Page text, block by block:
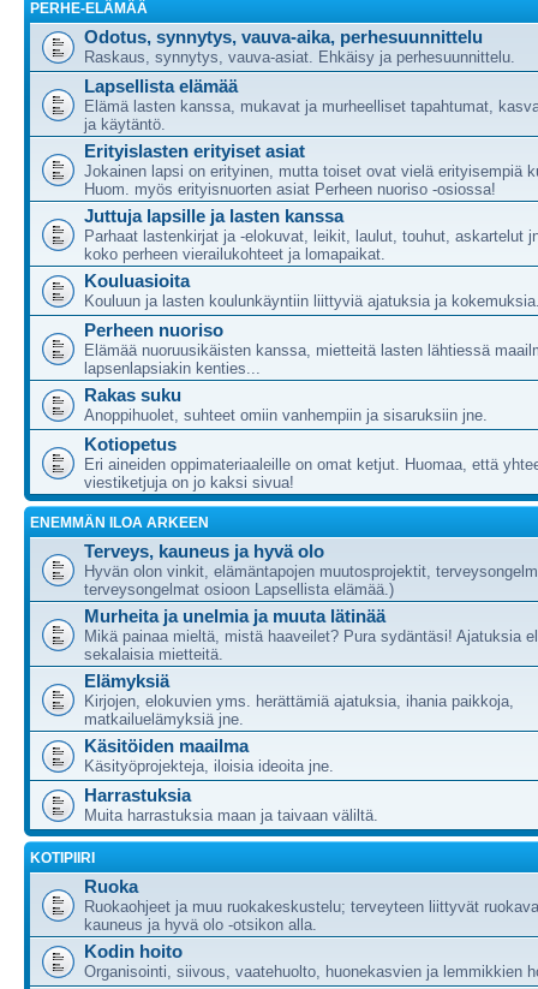
PERHE-ELÄMÄÄ
Odotus, synnytys, vauva-aika, perhesuunnittelu
Raskaus, synnytys, vauva-asiat. Ehkäisy ja perhesuunnittelu.
Lapsellista elämää
Elämä lasten kanssa, mukavat ja murheelliset tapahtumat,
ja käytäntö.
Erityislasten erityiset asiat
Jokainen lapsi on erityinen, mutta toiset ovat vielä erityisempiä
Huom. myös erityisnuorten asiat Perheen nuoriso -osiossa!
Juttuja lapsille ja lasten kanssa
Parhaat lastenkirjat ja -elokuvat, leikit, laulut, touhut, askartelut
koko perheen vierailukohteet ja lomapaikat.
Kouluasioita
Kouluun ja lasten koulunkäyntiin liittyviä ajatuksia ja
Perheen nuoriso
Elämää nuoruusikäisten kanssa, mietteitä lasten lähtiessä
lapsenlapsiakin kenties...
Rakas suku
Anoppihuolet, suhteet omiin vanhempiin ja sisaruksiin jne.
Kotiopetus
Eri aineiden oppimateriaaleille on omat ketjut. Huomaa, että
viestiketjuja on jo kaksi sivua!
ENEMMÄN ILOA ARKEEN
Terveys, kauneus ja hyvä olo
Hyvän olon vinkit, elämäntapojen muutosprojektit,
terveysongelmat osioon Lapsellista elämää.)
Murheita ja unelmia ja muuta lätinää
Mikä painaa mieltä, mistä haaveilet? Pura sydäntäsi! Ajatuksia
sekalaisia mietteitä.
Elämyksiä
Kirjojen, elokuvien yms. herättämiä ajatuksia, ihania paikkoja,
matkailuelämyksiä jne.
Käsitöiden maailma
Käsityöprojekteja, iloisia ideoita jne.
Harrastuksia
Muita harrastuksia maan ja taivaan väliltä.
KOTIPIIRI
Ruoka
Ruokaohjeet ja muu ruokakeskustelu; terveyteen liittyvät
kauneus ja hyvä olo -otsikon alla.
Kodin hoito
Organisointi, siivous, vaatehuolto, huonekasvien ja lemmikkien